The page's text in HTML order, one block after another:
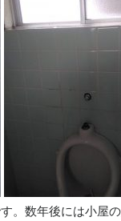
。数年後には小屋